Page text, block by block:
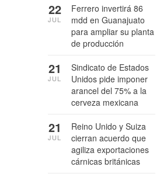
Ferrero invertirá 86
mdd en Guanajuato
para ampliar su planta
de producción
22
JUL
Sindicato de Estados
Unidos pide imponer
arancel del 75% a la
cerveza mexicana
21
JUL
Reino Unido y Suiza
cierran acuerdo que
agiliza exportaciones
cárnicas británicas
21
JUL